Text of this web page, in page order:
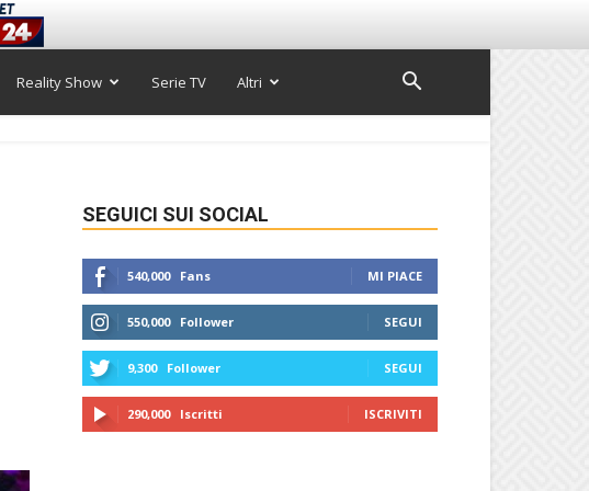
Reality Show Serie TV Altri
SEGUICI SUI SOCIAL
540,000 Fans MI PIACE
550,000 Follower SEGUI
9,300 Follower SEGUI
290,000 Iscritti ISCRIVITI